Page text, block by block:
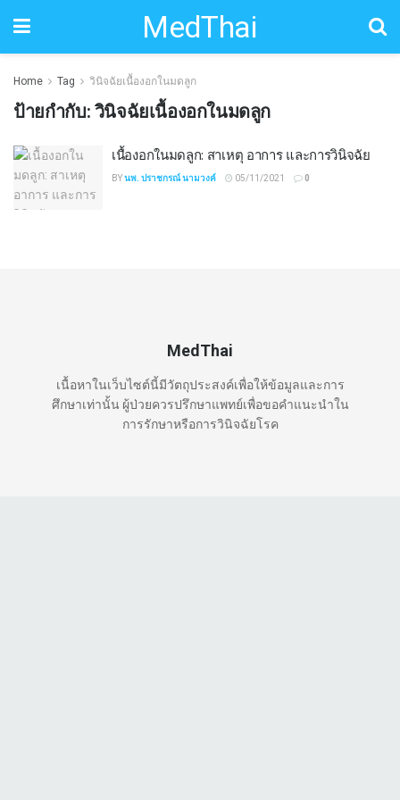
MedThai
Home Tag วินิจฉัยเนื้องอกในมดลูก
ป้ายกำกับ: วินิจฉัยเนื้องอกในมดลูก
เนื้องอกในมดลูก: สาเหตุ อาการ และการวินิจฉัย
BYนพ. ปราชกรณ์ นามวงค์ 05/11/2021 0
MedThai
เนื้อหาในเว็บไซต์นี้มีวัตถุประสงค์เพื่อให้ข้อมูลและการ
ศึกษาเท่านั้น ผู้ป่วยควรปรึกษาแพทย์เพื่อขอคำแนะนำใน
การรักษาหรือการวินิจฉัยโรค